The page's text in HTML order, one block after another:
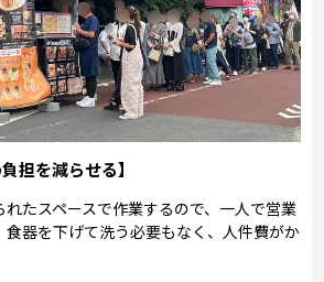
担を減らせる】
たスペースで作業するので、一人で営業
器を下げて洗う必要もなく、人件費がか